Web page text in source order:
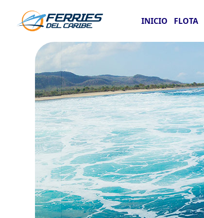
INICIO FLOTA